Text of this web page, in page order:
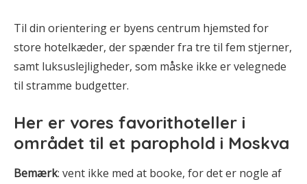
Til din orientering er byens centrum hjemsted for
store hotelkæder, der spænder fra tre til fem stjerner,
samt luksuslejligheder, som måske ikke er velegnede
til stramme budgetter.
Her er vores favorithoteller i
området til et parophold i Moskva
Bemærk: vent ikke med at booke, for det er nogle af